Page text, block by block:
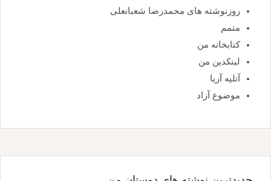
روزنوشته های محمدرضا شعبانعلی
متمم
کتابخانه من
لینکدین من
آتلیه آریا
موضوع آزاد